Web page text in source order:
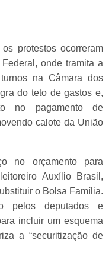
protestos ocorreram
onde tramita a
na Câmara dos
do teto de gastos e,
no pagamento de
calote da União
no orçamento para
Auxílio Brasil,
o Bolsa Família.
pelos deputados e
incluir um esquema
a “securitização de